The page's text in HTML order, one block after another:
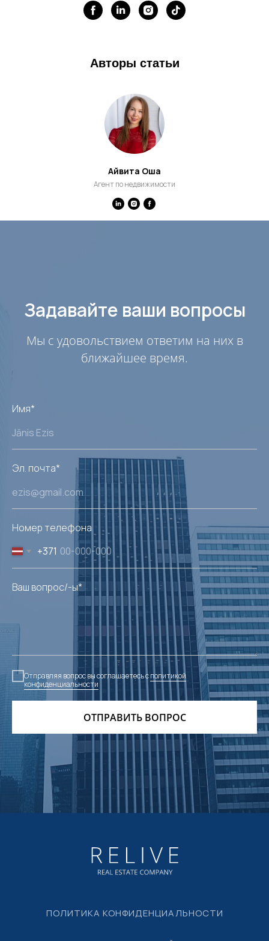
Авторы статьи
Айвита Оша
Агент по недвижимости
Задавайте ваши вопросы
Мы с удовольствием ответим на них в
ближайшее время.
Имя*
Эл. почта*
Номер телефона
+371
Ваш вопрос/-ы*
Отправляя вопрос вы соглашаетесь сполитикой
конфиденциальности
ОТПРАВИТЬ ВОПРОС
ПОЛИТИКА КОНФИДЕНЦИАЛЬНОСТИ